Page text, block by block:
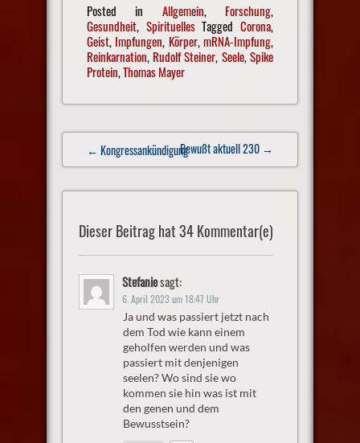
Posted in Allgemein, Forschung,
Gesundheit, SpirituellesTaggedCorona,
Geist, Impfungen, Körper,mRNA-Impfung,
Reinkarnation, Rudolf Steiner, Seele,Spike
Protein,Thomas Mayer
Post
navigation
← KongressankündigungBewußt aktuell 230 →
Dieser Beitrag hat 34 Kommentar(e)
Stefaniesagt:
6. April 2023 um 18:47 Uhr
Ja und was passiert jetzt nach
dem Tod wie kann einem
geholfen werden und was
passiert mit denjenigen
seelen? Wo sind sie wo
kommen sie hin was ist mit
den genen und dem
Bewusstsein?